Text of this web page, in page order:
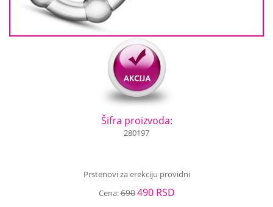
Šifra proizvoda:
280197
Prstenovi za erekciju providni
Cena:690490 RSD